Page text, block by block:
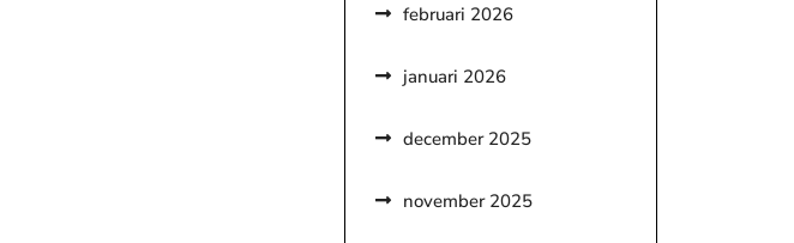
februari 2026
januari 2026
december 2025
november 2025